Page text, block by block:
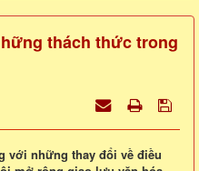
thách thức trong
với những thay đổi về điều